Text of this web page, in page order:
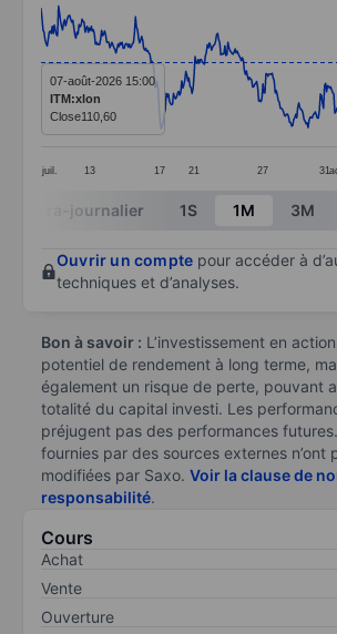
Line chart with 369 data points.
The chart has 1 X axis displaying
The chart has 1 Y axis displaying
juil. 13 17 21 27 31
07-août-2026 15:00
ITM:xlon
Close110,60
End of interactive chart.
Intra-journalier 1S 1M 3M
Ouvrir un compte pour accéder à
techniques et d’analyses.
Bon à savoir : L’investissement en
potentiel de rendement à long terme,
également un risque de perte, pouvant
totalité du capital investi. Les
préjugent pas des performances
fournies par des sources externes n’ont
modifiées par Saxo. Voir la clause de
responsabilité.
Cours
Achat
Vente
Ouverture